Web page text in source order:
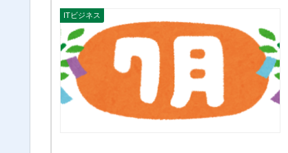
ITビジネス